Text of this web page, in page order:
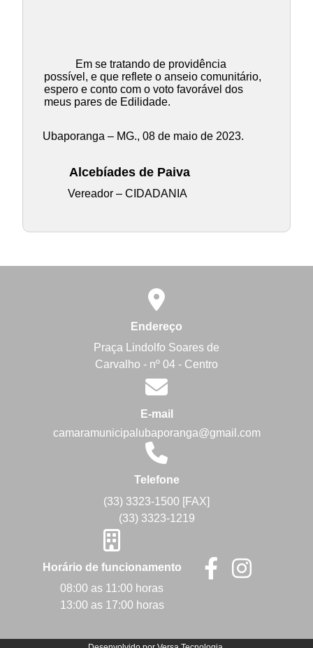
Em se tratando de providência
possível, e que reflete o anseio comunitário,
espero e conto com o voto favorável dos
meus pares de Edilidade.
Ubaporanga – MG., 08 de maio de 2023.
Alcebíades de Paiva
Vereador – CIDADANIA
Endereço
Praça Lindolfo Soares de
Carvalho - nº 04 - Centro
E-mail
camaramunicipalubaporanga@gmail.com
Telefone
(33) 3323-1500 [FAX]
(33) 3323-1219
Horário de funcionamento
08:00 as 11:00 horas
13:00 as 17:00 horas